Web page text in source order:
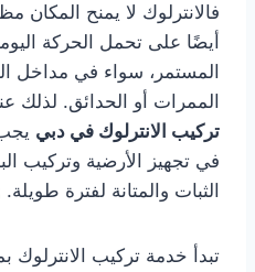
فالانترلوك لا يمنح المكان
أيضًا على تحمل الحركة
المستمر، سواء في مداخل
الممرات أو الحدائق. لذلك
تركيب الانترلوك في دبي
في تجهيز الأرضية وتركيب
الثبات والمتانة لفترة طويلة.
تبدأ خدمة تركيب الانترلوك